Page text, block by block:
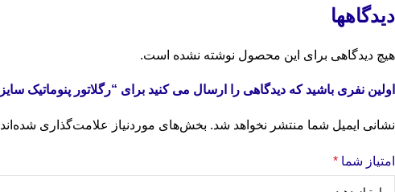
دیدگاهها
هیچ دیدگاهی برای این محصول نوشته نشده است.
اولین نفری باشید که دیدگاهی را ارسال می کنید برای “رگلاتور پنوماتیک سایز 3/4 HPC”
نشانی ایمیل شما منتشر نخواهد شد. بخش‌های موردنیاز علامت‌گذاری شده‌اند
امتیاز شما *